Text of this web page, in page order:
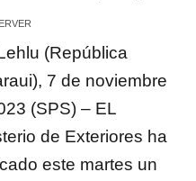
(República
7 de noviembre
(SPS) – EL
de Exteriores ha
este martes un